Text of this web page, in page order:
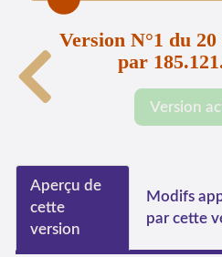
Version N°1 du
par
Version
Aperçu de
cette
version
Modifs
par cette